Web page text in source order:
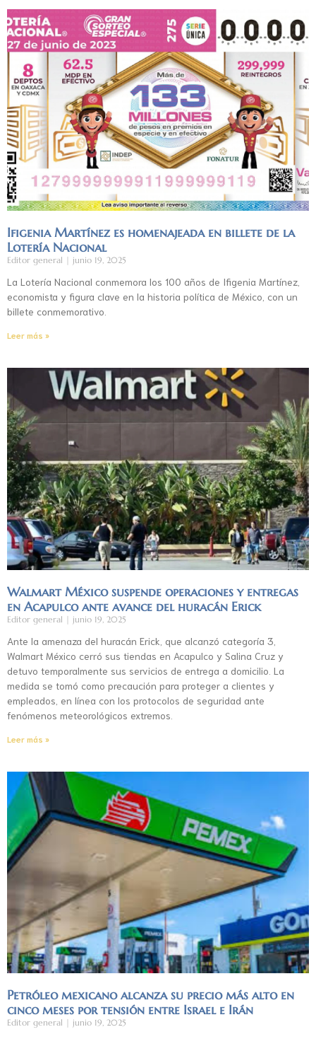
Ifigenia Martínez es homenajeada en billete de la
Lotería Nacional
Editor general junio 19, 2025
La Lotería Nacional conmemora los 100 años de Ifigenia Martínez,
economista y figura clave en la historia política de México, con un
billete conmemorativo.
Leer más »
Walmart México suspende operaciones y entregas
en Acapulco ante avance del huracán Erick
Editor general junio 19, 2025
Ante la amenaza del huracán Erick, que alcanzó categoría 3,
Walmart México cerró sus tiendas en Acapulco y Salina Cruz y
detuvo temporalmente sus servicios de entrega a domicilio. La
medida se tomó como precaución para proteger a clientes y
empleados, en línea con los protocolos de seguridad ante
fenómenos meteorológicos extremos.
Leer más »
Petróleo mexicano alcanza su precio más alto en
cinco meses por tensión entre Israel e Irán
Editor general junio 19, 2025